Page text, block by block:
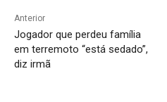
Anterior
Jogador que perdeu família
em terremoto “está sedado”,
diz irmã